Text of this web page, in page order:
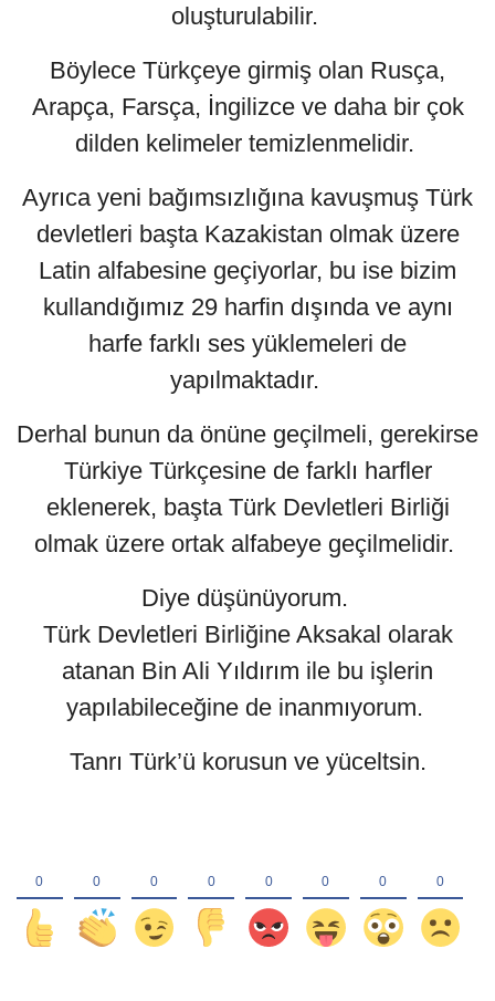
oluşturulabilir.
Böylece Türkçeye girmiş olan Rusça,
Arapça, Farsça, İngilizce ve daha bir çok
dilden kelimeler temizlenmelidir.
Ayrıca yeni bağımsızlığına kavuşmuş Türk
devletleri başta Kazakistan olmak üzere
Latin alfabesine geçiyorlar, bu ise bizim
kullandığımız 29 harfin dışında ve aynı
harfe farklı ses yüklemeleri de
yapılmaktadır.
Derhal bunun da önüne geçilmeli, gerekirse
Türkiye Türkçesine de farklı harfler
eklenerek, başta Türk Devletleri Birliği
olmak üzere ortak alfabeye geçilmelidir.
Diye düşünüyorum.
Türk Devletleri Birliğine Aksakal olarak
atanan Bin Ali Yıldırım ile bu işlerin
yapılabileceğine de inanmıyorum.
Tanrı Türk’ü korusun ve yüceltsin.